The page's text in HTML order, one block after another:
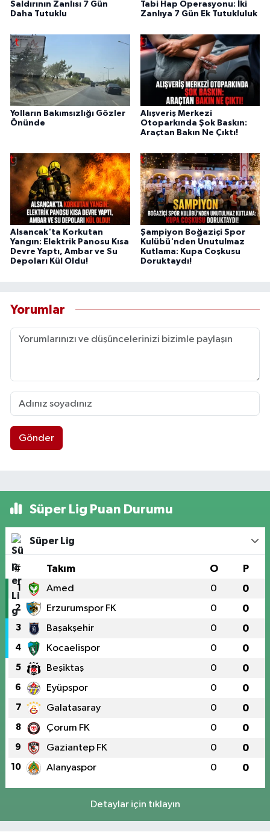
Saldırının Zanlısı 7 Gün
Daha Tutuklu
Tabi Hap Operasyonu: İki
Zanlıya 7 Gün Ek Tutukluluk
Yolların Bakımsızlığı Gözler
Önünde
Alışveriş Merkezi
Otoparkında Şok Baskın:
Araçtan Bakın Ne Çıktı!
Alsancak'ta Korkutan
Yangın: Elektrik Panosu Kısa
Devre Yaptı, Ambar ve Su
Depoları Kül Oldu!
Şampiyon Boğaziçi Spor
Kulübü'nden Unutulmaz
Kutlama: Kupa Coşkusu
Doruktaydı!
Yorumlar
Gönder
Süper Lig Puan Durumu
Süper Lig
# Takım O P
1 Amed 0 0
2 Erzurumspor FK 0 0
3 Başakşehir 0 0
4 Kocaelispor 0 0
5 Beşiktaş 0 0
6 Eyüpspor 0 0
7 Galatasaray 0 0
8 Çorum FK 0 0
9 Gaziantep FK 0 0
10 Alanyaspor 0 0
Detaylar için tıklayın